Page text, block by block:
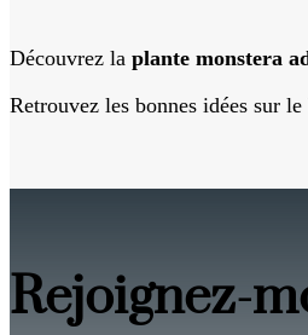
Découvrez la plante monstera
Retrouvez les bonnes idées sur le
Rejoignez-